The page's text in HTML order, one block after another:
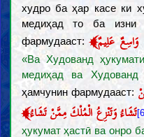
худро ба ҳар касе ки
медиҳад то ба изни
фармудааст:
وَاسِعٌ عَلِيمٌ﴾
«Ва Худованд
медиҳад ва Худованд
ҳамчунин фармудааст:
تَشَاءُ وَتَنْزِعُ الْمُلْكَ مِمَّنْ تَشَاءُ﴾
ҳукумат ҳастӣ ва онро